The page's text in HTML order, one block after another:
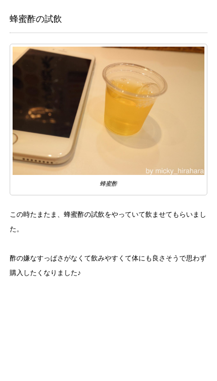
蜂蜜酢の試飲
蜂蜜酢
この時たまたま、蜂蜜酢の試飲をやっていて飲ませてもらいまし
た。
酢の嫌なすっぱさがなくて飲みやすくて体にも良さそうで思わず
購入したくなりました♪